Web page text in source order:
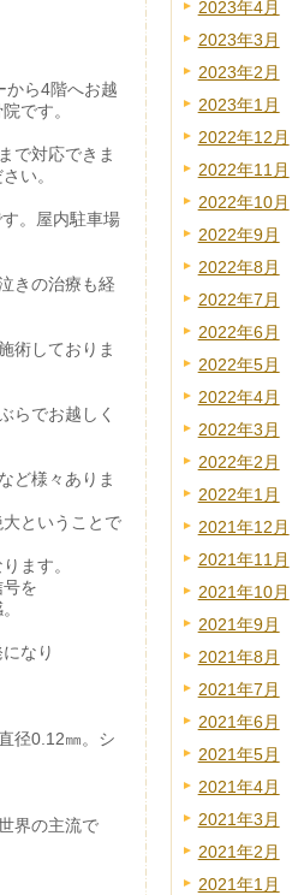
から4階へお越
です。
で対応できま
い。
。屋内駐車場
きの治療も経
術しておりま
らでお越しく
ど様々ありま
ということで
ます。
を
なり
径0.12㎜。シ
界の主流で
2023年4月
2023年3月
2023年2月
2023年1月
2022年12月
2022年11月
2022年10月
2022年9月
2022年8月
2022年7月
2022年6月
2022年5月
2022年4月
2022年3月
2022年2月
2022年1月
2021年12月
2021年11月
2021年10月
2021年9月
2021年8月
2021年7月
2021年6月
2021年5月
2021年4月
2021年3月
2021年2月
2021年1月